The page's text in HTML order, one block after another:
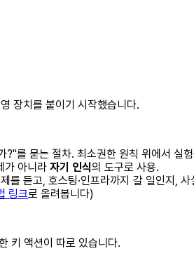
장치를 붙이기 시작했습니다.
?"를 묻는 절차. 최소권한 원칙 위에서 실
가 아니라 자기 인식의 도구로 사용.
를 듣고, 호스팅·인프라까지 갈 일인지,
링크로 올려봅니다)
키 액션이 따로 있습니다.